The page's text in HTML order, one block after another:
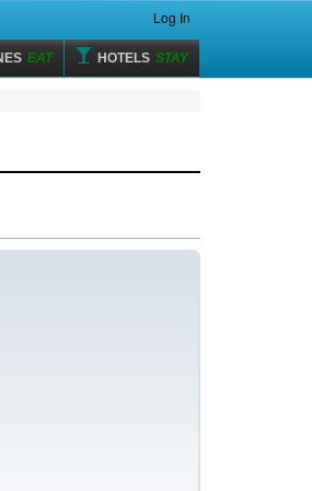
Log In
EAT HOTELS STAY